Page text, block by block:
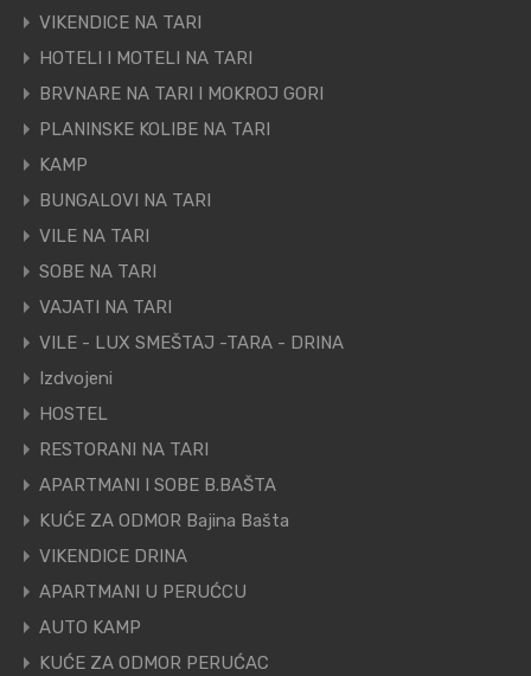
VIKENDICE NA TARI
HOTELI I MOTELI NA TARI
BRVNARE NA TARI I MOKROJ GORI
PLANINSKE KOLIBE NA TARI
KAMP
BUNGALOVI NA TARI
VILE NA TARI
SOBE NA TARI
VAJATI NA TARI
VILE - LUX SMEŠTAJ -TARA - DRINA
Izdvojeni
HOSTEL
RESTORANI NA TARI
APARTMANI I SOBE B.BAŠTA
KUĆE ZA ODMOR Bajina Bašta
VIKENDICE DRINA
APARTMANI U PERUĆCU
AUTO KAMP
KUĆE ZA ODMOR PERUĆAC